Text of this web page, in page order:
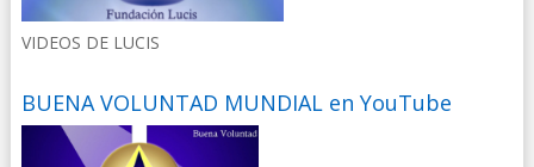
VIDEOS DE LUCIS
BUENA VOLUNTAD MUNDIAL en YouTube